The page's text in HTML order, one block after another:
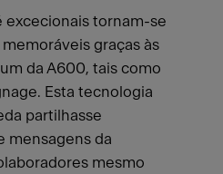
excecionais tornam-se
graças às
da A600, tais como
Esta tecnologia
partilhasse
mensagens da
mesmo